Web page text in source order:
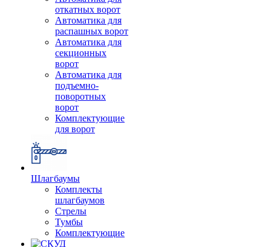
откатных ворот
Автоматика для
распашных ворот
Автоматика для
секционных
ворот
Автоматика для
подъемно-
поворотных
ворот
Комплектующие
для ворот
Шлагбаумы
Комплекты
шлагбаумов
Стрелы
Тумбы
Комплектующие